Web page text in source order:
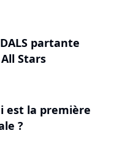
partante
Stars
est la première
?